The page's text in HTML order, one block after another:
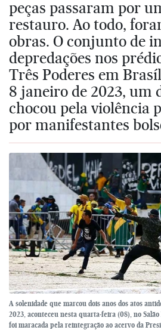
peças passaram por
restauro. Ao todo,
obras. O conjunto de
depredações nos
Três Poderes em
8 janeiro de 2023, um
chocou pela violência
por manifestantes
A solenidade que marcou dois anos dos atos
2023, aconteceu nesta quarta-feira (08), no
foi maracada pela reintegração ao acervo da